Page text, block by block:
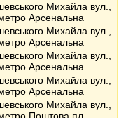
Михайла вул.,
Арсенальна
Михайла вул.,
Арсенальна
Михайла вул.,
Арсенальна
Михайла вул.,
Арсенальна
Михайла вул.,